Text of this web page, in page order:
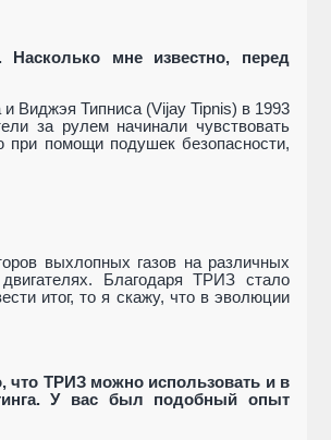
мне известно, перед
Виджэя Типниса (Vijay Tipnis) в 1993
за рулем начинали чувствовать
помощи подушек безопасности,
выхлопных газов на различных
Благодаря ТРИЗ стало
итог, то я скажу, что в эволюции
что ТРИЗ можно использовать и в
У вас был подобный опыт